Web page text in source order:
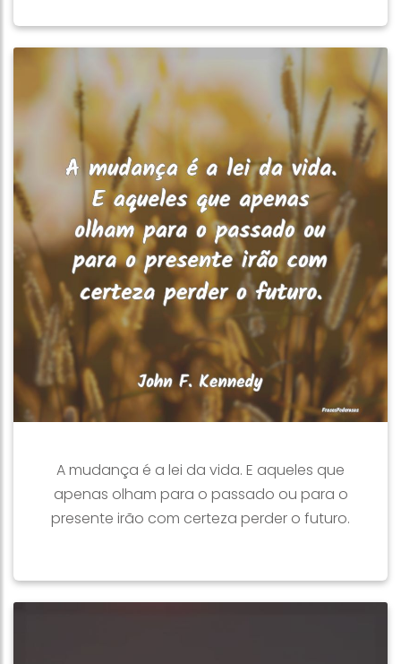
A mudança é a lei da vida. E aqueles que
apenas olham para o passado ou para o
presente irão com certeza perder o futuro.